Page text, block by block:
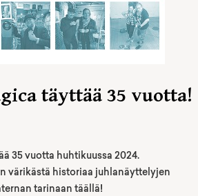
täyttää 35 vuotta!
35 vuotta huhtikuussa 2024.
värikästä historiaa juhlanäyttelyjen
tarinaan täällä!